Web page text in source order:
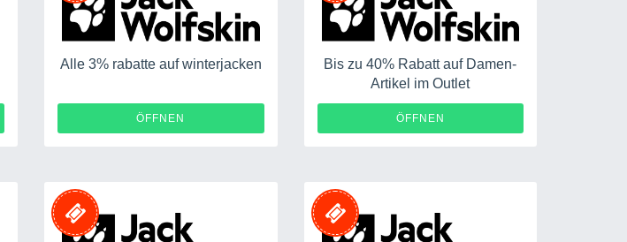
Alle 3% rabatte auf winterjacken
ÖFFNEN
Bis zu 40% Rabatt auf Damen-
Artikel im Outlet
ÖFFNEN